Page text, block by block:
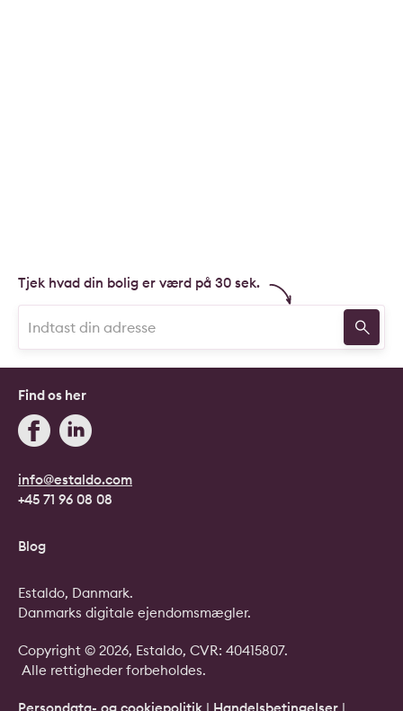
Tjek hvad din bolig er værd på 30 sek.
info@estaldo.com
+45 71 96 08 08
Find os her
Blog
Copyright © 2026, Estaldo, CVR: 40415807.
Alle rettigheder forbeholdes.
Persondata- og cookiepolitik | Handelsbetingelser |
Estaldo, Danmark.
Danmarks digitale ejendomsmægler.